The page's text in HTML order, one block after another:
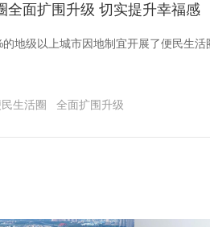
全面扩围升级 切实提升幸福感
地级以上城市因地制宜开展了便民生活
生活圈 全面扩围升级